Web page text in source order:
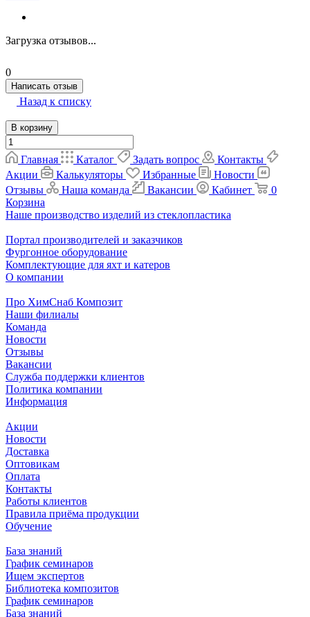
Загрузка отзывов...
0
Написать отзыв
Назад к списку
В корзину
Главная Каталог Задать вопрос
Контакты
Акции
Калькуляторы Избранные
Новости
Отзывы
Наша команда Вакансии Кабинет
0
Корзина
Наше производство изделий из стеклопластика
Портал производителей и заказчиков
Фургонное оборудование
Комплектующие для яхт и катеров
О компании
Про ХимСнаб Композит
Наши филиалы
Команда
Новости
Отзывы
Вакансии
Служба поддержки клиентов
Политика компании
Информация
Акции
Новости
Доставка
Оптовикам
Оплата
Контакты
Работы клиентов
Правила приёма продукции
Обучение
База знаний
График семинаров
Ищем экспертов
Библиотека композитов
График семинаров
База знаний